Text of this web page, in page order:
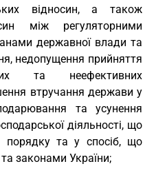
відносин, а також
між регуляторними
державної влади та
недопущення прийняття
та неефективних
втручання держави у
та усунення
діяльності, що
порядку та у спосіб, що
та законами України;